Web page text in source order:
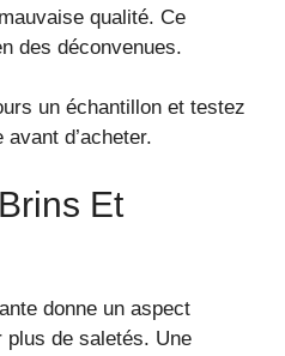
qualité. Ce
des déconvenues.
un échantillon et testez
d’acheter.
Et
donne un aspect
plus de saletés. Une